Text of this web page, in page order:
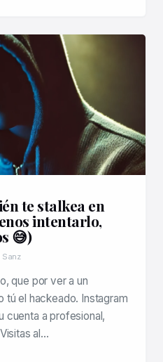
te stalkea en
intentarlo,
😅)
Sanz
que por ver a un
tú el hackeado. Instagram
cuenta a profesional,
al…